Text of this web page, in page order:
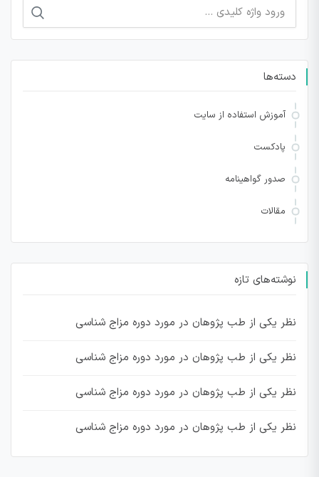
جستجو
برای:
دسته‌ها
آموزش استفاده از سایت
پادکست
صدور گواهینامه
مقالات
نوشته‌های تازه
نظر یکی از طب پژوهان در مورد دوره مزاج شناسی
نظر یکی از طب پژوهان در مورد دوره مزاج شناسی
نظر یکی از طب پژوهان در مورد دوره مزاج شناسی
نظر یکی از طب پژوهان در مورد دوره مزاج شناسی